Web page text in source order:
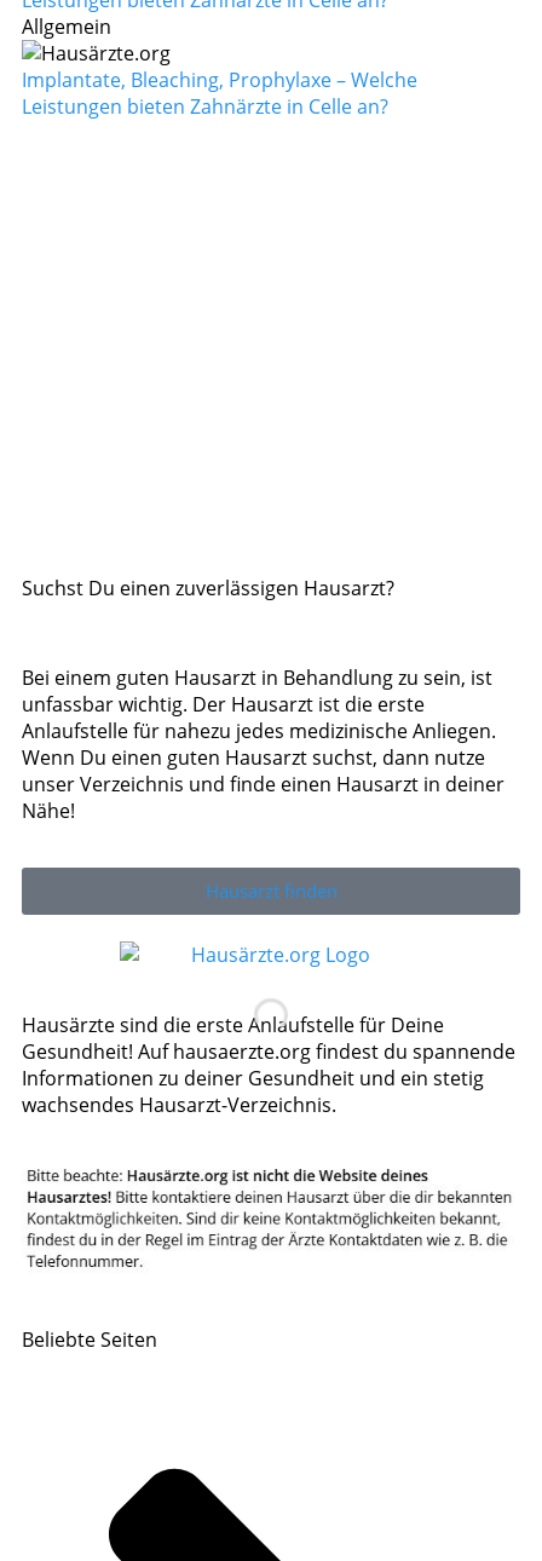
Allgemein
Implantate, Bleaching, Prophylaxe – Welche
Leistungen bieten Zahnärzte in Celle an?
Suchst Du einen zuverlässigen Hausarzt?
Bei einem guten Hausarzt in Behandlung zu sein, ist
unfassbar wichtig. Der Hausarzt ist die erste
Anlaufstelle für nahezu jedes medizinische Anliegen.
Wenn Du einen guten Hausarzt suchst, dann nutze
unser Verzeichnis und finde einen Hausarzt in deiner
Nähe!
Hausarzt finden
Hausärzte sind die erste Anlaufstelle für Deine
Gesundheit! Auf hausaerzte.org findest du spannende
Informationen zu deiner Gesundheit und ein stetig
wachsendes Hausarzt-Verzeichnis.
Beliebte Seiten